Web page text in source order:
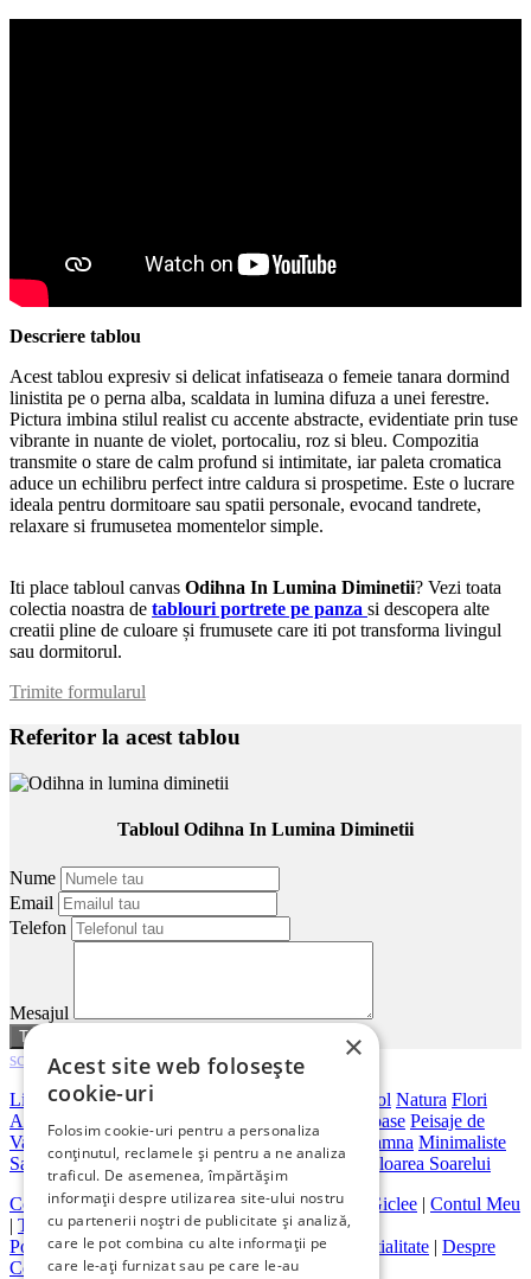
Descriere tablou
Acest tablou expresiv si delicat infatiseaza o femeie tanara dormind
linistita pe o perna alba, scaldata in lumina difuza a unei ferestre.
Pictura imbina stilul realist cu accente abstracte, evidentiate prin tuse
vibrante in nuante de violet, portocaliu, roz si bleu. Compozitia
transmite o stare de calm profund si intimitate, iar paleta cromatica
aduce un echilibru perfect intre caldura si prospetime. Este o lucrare
ideala pentru dormitoare sau spatii personale, evocand tandrete,
relaxare si frumusetea momentelor simple.
Iti place tabloul canvas Odihna In Lumina Diminetii? Vezi toata
colectia noastra de tablouri portrete pe panza si descopera alte
creatii pline de culoare și frumusete care iti pot transforma livingul
sau dormitorul.
Trimite formularul
Referitor la acest tablou
Tabloul Odihna In Lumina Diminetii
Nume
Email
Telefon
Mesajul
scroll
Living Dormitor Dimensiuni Mari Hol Natura Flori
Abstracte
Peisaje Abstracte Orase Frumoase Peisaje de
Vara
Bar Japoneze Peisaje Marine Peisaje De Toamna Minimaliste
Salon Cai Feng Shui Nuduri Trandafiri Vintage
Floarea Soarelui
Contact|Despre galeriaq|Calitatea Tablourilor Giclee | Contul Meu
| Tablouri la Comanda
Politica de Livrare si Retur|Politica de Confidentialitate | Despre
Cookies| Termeni si Conditii de Utilizare
×
Acest site web folosește
cookie-uri
Folosim cookie-uri pentru a personaliza
conținutul, reclamele și pentru a ne analiza
traficul. De asemenea, împărtășim
informații despre utilizarea site-ului nostru
cu partenerii noștri de publicitate și analiză,
care le pot combina cu alte informații pe
care le-ați furnizat sau pe care le-au